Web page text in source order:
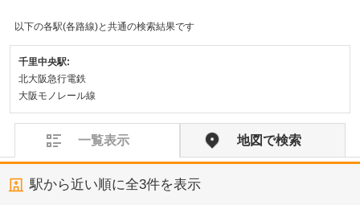
以下の各駅(各路線)と共通の検索結果です
千里中央駅:
北大阪急行電鉄
大阪モノレール線
一覧表示 地図で検索
駅から近い順に全3件を表示